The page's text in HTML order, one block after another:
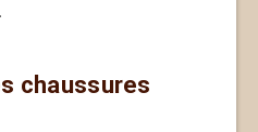
chaussures